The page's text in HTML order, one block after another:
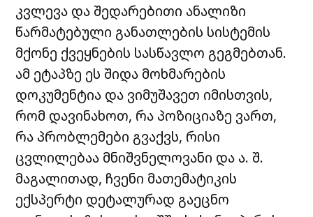
კვლევა და შედარებითი ანალიზი
წარმატებული განათლების სისტემის
მქონე ქვეყნების სასწავლო გეგმებთან.
ამ ეტაპზე ეს შიდა მოხმარების
დოკუმენტია და ვიმუშავეთ იმისთვის,
რომ დავინახოთ, რა პოზიციაზე ვართ,
რა პრობლემები გვაქვს, რისი
ცვლილებაა მნიშვნელოვანი და ა. შ.
მაგალითად, ჩვენი მათემატიკის
ექსპერტი დეტალურად გაეცნო